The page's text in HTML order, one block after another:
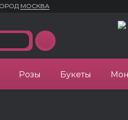
МОСКВА
Розы Букеты